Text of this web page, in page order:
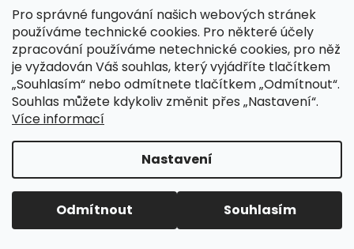
Pro správné fungování našich webových stránek
používáme technické cookies. Pro některé účely
zpracování používáme netechnické cookies, pro něž
je vyžadován Váš souhlas, který vyjádříte tlačítkem
„Souhlasím“ nebo odmítnete tlačítkem „Odmítnout“.
Souhlas můžete kdykoliv změnit přes „Nastavení“.
Více informací
Nastavení
Odmítnout Souhlasím
NIVEA MEN
NIVEA SUN
NO STRESS
NOHEL GARDEN
NORDICS
NUK
O.B.
OASIS